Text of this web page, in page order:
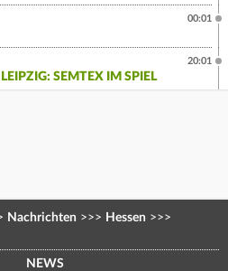
00:01
SEMTEX IM SPIEL
20:01
Nachrichten >>> Hessen >>>
NEWS